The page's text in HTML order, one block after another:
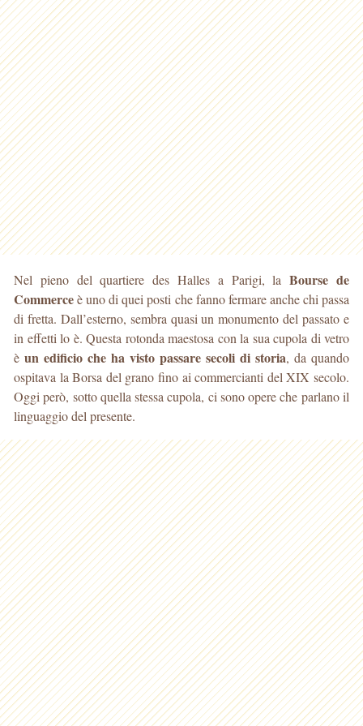
Nel pieno del quartiere des Halles a Parigi, laBourse de
Commerceè uno di quei posti che fanno fermare anche chi passa
di fretta. Dall’esterno, sembra quasi un monumento del passato e
in effetti lo è. Questa rotonda maestosa con la sua cupola di vetro
è un edificio che ha visto passare secoli di storia, da quando
ospitava la Borsa del grano fino ai commercianti del XIX secolo.
Oggi però, sotto quella stessa cupola, ci sono opere che parlano il
linguaggio del presente.